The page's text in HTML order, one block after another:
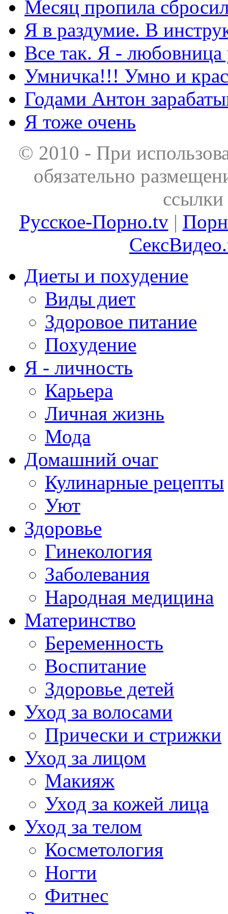
Месяц пропила
Я в раздумие. В
Все так. Я - любовница
Умничка!!! Умно и
Годами Антон
Я тоже очень
© 2010 - При
обязательно
ссылки
Русское-Порно.tv|
Диеты и похудение
Виды диет
Здоровое питание
Похудение
Я - личность
Карьера
Личная жизнь
Мода
Домашний очаг
Кулинарные рецепты
Уют
Здоровье
Гинекология
Заболевания
Народная медицина
Материнство
Беременность
Воспитание
Здоровье детей
Уход за волосами
Прически и стрижки
Уход за лицом
Макияж
Уход за кожей лица
Уход за телом
Косметология
Ногти
Фитнес